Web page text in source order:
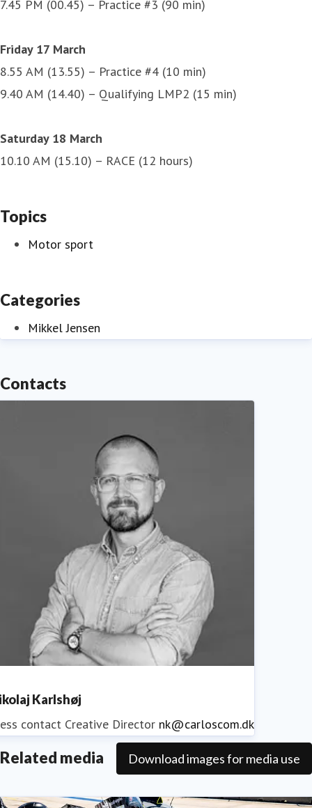
7.45 PM (00.45) – Practice #3 (90 min)
Friday 17 March
8.55 AM (13.55) – Practice #4 (10 min)
9.40 AM (14.40) – Qualifying LMP2 (15 min)
Saturday 18 March
10.10 AM (15.10) – RACE (12 hours)
Topics
Motor sport
Categories
Mikkel Jensen
Contacts
Karlshøj
contact Creative Director nk@carloscom.dk
Related media Download images for media use